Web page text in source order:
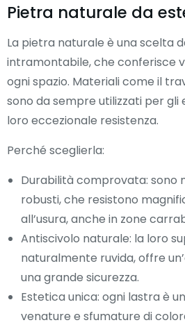
Pietra naturale da
La pietra naturale è una scelta
intramontabile, che conferisce
ogni spazio. Materiali come il
sono da sempre utilizzati per
loro eccezionale resistenza.
Perché sceglierla:
Durabilità comprovata: sono
robusti, che resistono
all’usura, anche in zone
Antiscivolo naturale: la loro
naturalmente ruvida, offre
una grande sicurezza.
Estetica unica: ogni lastra è
venature e sfumature di